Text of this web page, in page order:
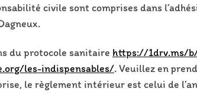
civile sont comprises dans
du protocole sanitaire https://1drv.ms/b/
les-indispensables/. Veuillez en
le règlement intérieur est celui de